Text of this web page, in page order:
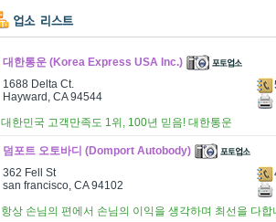
대한통운 (Korea Express USA Inc.)
1688 Delta Ct.
Hayward, CA 94544
대한민국 고객만족도 1위, 100년 믿음! 대한통운
덤포트 오토바디 (Domport Autobody)
362 Fell St
san francisco, CA 94102
항상 손님의 편에서 손님의 이익을 생각하며 최선을 다합